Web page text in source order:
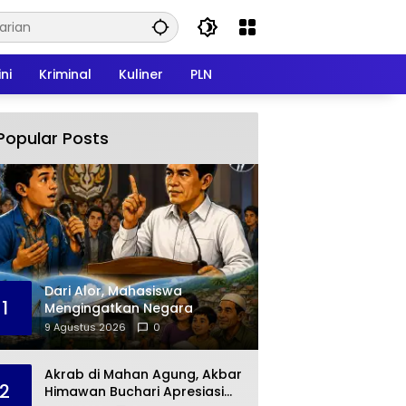
Kriminal Kuliner PLN
Posts
1
Dari Alor, Mahasiswa
Mengingatkan Negara
9 Agustus 2026 0
2
Akrab di Mahan Agung, Akbar
Himawan Buchari Apresiasi